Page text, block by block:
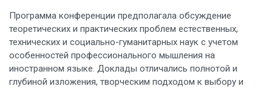
Программа конференции предполагала обсуждение
теоретических и практических проблем естественных,
технических и социально-гуманитарных наук с учетом
особенностей профессионального мышления на
иностранном языке. Доклады отличались полнотой и
глубиной изложения, творческим подходом к выбору и